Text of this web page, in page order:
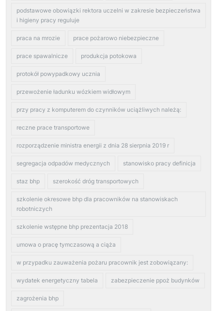
podstawowe obowiązki rektora uczelni w zakresie bezpieczeństwa
i higieny pracy reguluje
praca na mrozie prace pożarowo niebezpieczne
prace spawalnicze produkcja potokowa
protokół powypadkowy ucznia
przewożenie ładunku wózkiem widłowym
przy pracy z komputerem do czynników uciążliwych należą:
reczne prace transportowe
rozporządzenie ministra energii z dnia 28 sierpnia 2019 r
segregacja odpadów medycznych stanowisko pracy definicja
staz bhp szerokość dróg transportowych
szkolenie okresowe bhp dla pracowników na stanowiskach
robotniczych
szkolenie wstępne bhp prezentacja 2018
umowa o pracę tymczasową a ciąża
w przypadku zauważenia pożaru pracownik jest zobowiązany:
wydatek energetyczny tabela zabezpieczenie ppoż budynków
zagrożenia bhp